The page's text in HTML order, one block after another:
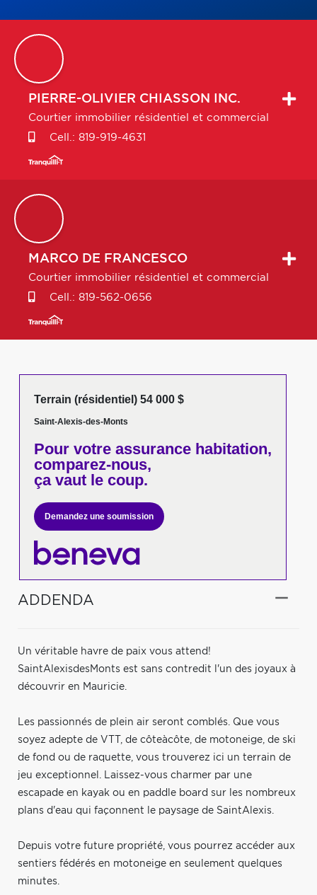
PIERRE-OLIVIER CHIASSON INC.
Courtier immobilier résidentiel et commercial
Cell.: 819-919-4631
MARCO DE FRANCESCO
Courtier immobilier résidentiel et commercial
Cell.: 819-562-0656
Terrain (résidentiel) 54 000 $
Saint-Alexis-des-Monts
Pour votreassurance habitation,
comparez-nous,
ça vaut le coup.
Demandez une soumission
ADDENDA
Un véritable havre de paix vous attend!
SaintAlexisdesMonts est sans contredit l'un des joyaux à
découvrir en Mauricie.
Les passionnés de plein air seront comblés. Que vous
soyez adepte de VTT, de côteàcôte, de motoneige, de ski
de fond ou de raquette, vous trouverez ici un terrain de
jeu exceptionnel. Laissez-vous charmer par une
escapade en kayak ou en paddle board sur les nombreux
plans d'eau qui façonnent le paysage de SaintAlexis.
Depuis votre future propriété, vous pourrez accéder aux
sentiers fédérés en motoneige en seulement quelques
minutes.